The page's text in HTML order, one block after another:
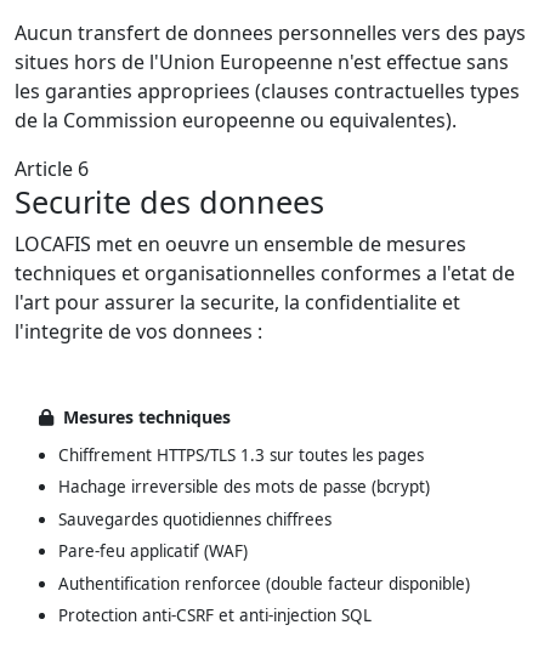
Aucun transfert de donnees personnelles vers des pays
situes hors de l'Union Europeenne n'est effectue sans
les garanties appropriees (clauses contractuelles types
de la Commission europeenne ou equivalentes).
Article 6
Securite des donnees
LOCAFIS met en oeuvre un ensemble de mesures
techniques et organisationnelles conformes a l'etat de
l'art pour assurer la securite, la confidentialite et
l'integrite de vos donnees :
Mesures techniques
Chiffrement HTTPS/TLS 1.3 sur toutes les pages
Hachage irreversible des mots de passe (bcrypt)
Sauvegardes quotidiennes chiffrees
Pare-feu applicatif (WAF)
Authentification renforcee (double facteur disponible)
Protection anti-CSRF et anti-injection SQL